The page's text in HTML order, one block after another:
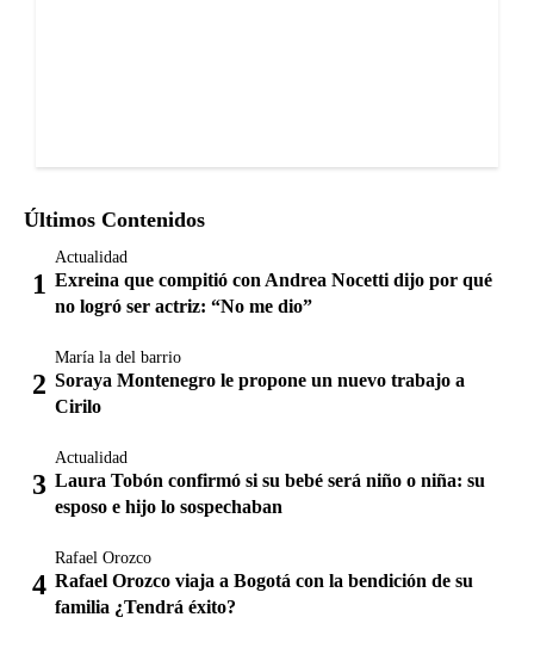
Últimos Contenidos
Actualidad
Exreina que compitió con Andrea Nocetti dijo por qué
no logró ser actriz: “No me dio”
María la del barrio
Soraya Montenegro le propone un nuevo trabajo a
Cirilo
Actualidad
Laura Tobón confirmó si su bebé será niño o niña: su
esposo e hijo lo sospechaban
Rafael Orozco
Rafael Orozco viaja a Bogotá con la bendición de su
familia ¿Tendrá éxito?